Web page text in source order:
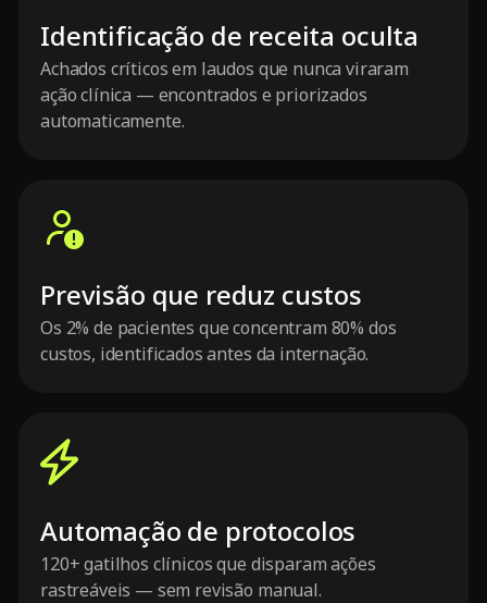
Identificação de receita oculta
Achados críticos em laudos que nunca viraram
ação clínica — encontrados e priorizados
automaticamente.
Previsão que reduz custos
Os 2% de pacientes que concentram 80% dos
custos, identificados antes da internação.
Automação de protocolos
120+ gatilhos clínicos que disparam ações
rastreáveis — sem revisão manual.